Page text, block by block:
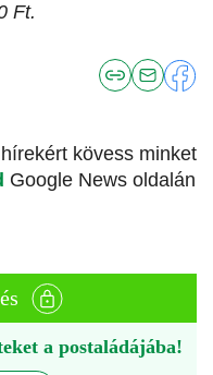
Ft.
kövess minket
Google News oldalán
a postaládájába!